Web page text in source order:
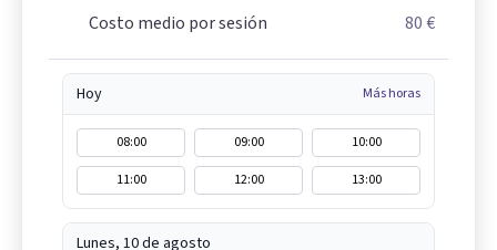
Costo medio por sesión
80 €
Hoy Más horas
08:00 09:00
10:00
11:00
12:00 13:00
Lunes, 10 de agosto